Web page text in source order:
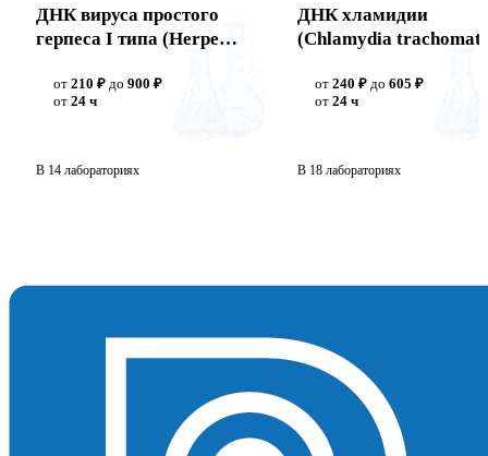
ДНК вируса простого
герпеса I типа (Herpes
от 210 ₽ до 900 ₽
от 24 ч
В 14 лабораториях
ДНК хламидии
(Chlamydia
от 240 ₽ до 605 ₽
от 24 ч
В 18 лабораториях